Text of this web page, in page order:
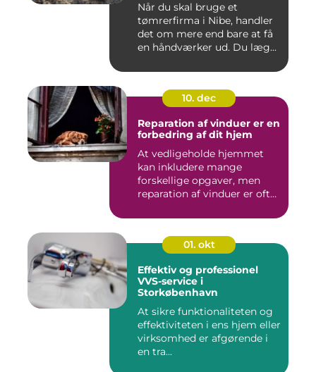
Når du skal bruge et
tømrerfirma i Nibe, handler
det om mere end bare at få
en håndværker ud. Du læg...
10. dec
Reparation af vinduer er en
forbedring af dit hjem
At vedligeholde hjemmet
kan inkludere mange
forskellige opgaver, men
reparation af vinduer er ofte
01. okt
Effektiv og professionel
VVS-service i
Storkøbenhavn
At sikre funktionaliteten og
effektiviteten i ens hjem eller
virksomhed er afgørende i
en tra...